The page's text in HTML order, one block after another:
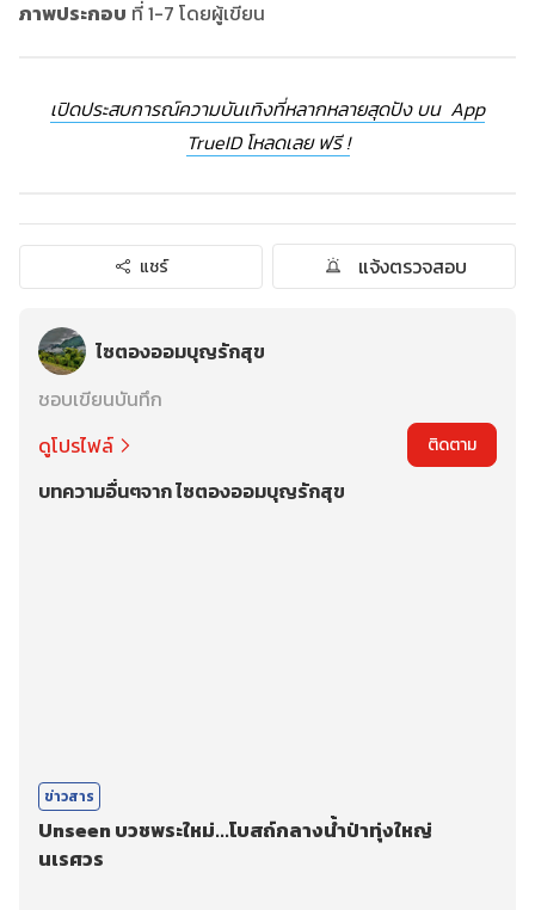
ภาพประกอบ ที่ 1-7 โดยผู้เขียน
เปิดประสบการณ์ความบันเทิงที่หลากหลายสุดปัง บน App
TrueID โหลดเลย ฟรี !
แชร์ แจ้งตรวจสอบ
ไซตองออมบุญรักสุข
ชอบเขียนบันทึก
ดูโปรไฟล์
ติดตาม
บทความอื่นๆจาก ไซตองออมบุญรักสุข
ข่าวสาร
Unseen บวชพระใหม่...โบสถ์กลางน้ำป่าทุ่งใหญ่
นเรศวร